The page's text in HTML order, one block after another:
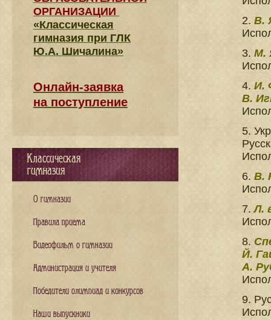
2. В.
3. М.
4. И.
В.
5.
6. В.
7. Л.
8.
Й.
А.
9.
ОРГАНИЗАЦИИ
«Классическая
гимназия при ГЛК
Ю.А. Шичалина»
Онлайн-заявка
на поступление
Классическая
гимназия
О гимназии
Правила приема
Видеофильм о гимназии
Администрация и учителя
Победители олимпиад и конкурсов
Наши выпускники